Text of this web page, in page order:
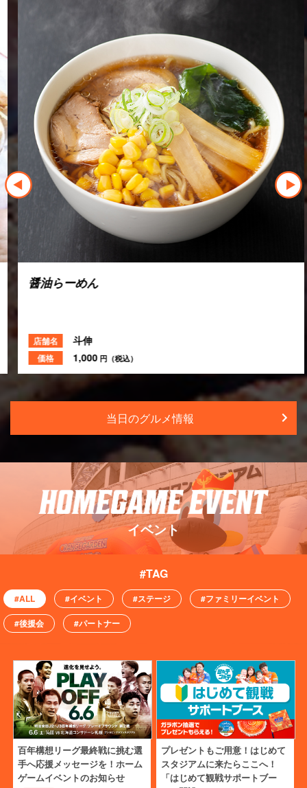
醤油らーめん
店舗名 斗伸
価格 1,000 円（税込）
当日のグルメ情報
イベント
#ALL #イベント #ステージ
#ファミリーイベント
#後援会
#パートナー
百年構想リーグ最終戦に挑む選
手へ応援メッセージを！ホーム
ゲームイベントのお知らせ
プレゼントもご用意！はじめて
スタジアムに来たらここへ！
「はじめて観戦サポートブー